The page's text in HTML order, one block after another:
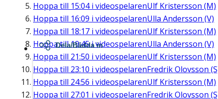
Hoppa till 15:04i videospelarenUlf Kristersson (M)
Hoppa till 16:09 i videospelarenUlla Andersson (V)
Hoppa till 18:17 i videospelarenUlf Kristersson (M)
Hoppa till19:45i videospelarenUlla Andersson (V)
Hoppa till 21:50 i videospelarenUlf Kristersson (M)
Hoppa till 23:10 i videospelarenFredrik Olovsson
Hoppa till 24:56 i videospelarenUlf Kristersson (M)
Hoppa till 27:01 i videospelarenFredrik Olovsson
Dela/Bädda in